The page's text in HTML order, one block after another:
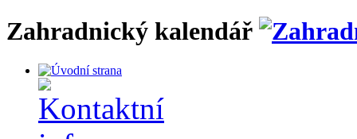
Zahradnický kalendář